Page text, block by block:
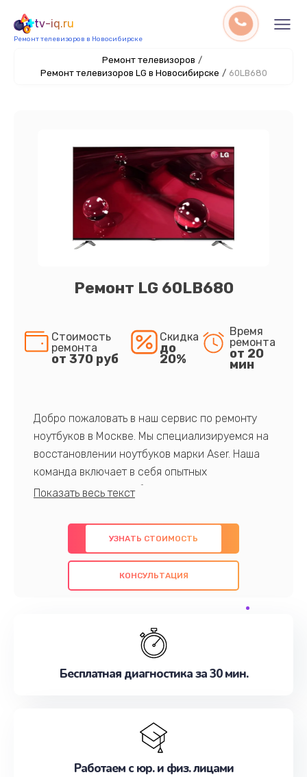
tv-iq.ru
Ремонт телевизоров в Новосибирске
Ремонт телевизоров /
Ремонт телевизоров LG в Новосибирске / 60LB680
Ремонт LG 60LB680
Стоимость
ремонта
от 370 руб
Скидка
до
20%
Время
ремонта
от 20
мин
Добро пожаловать в наш сервис по ремонту
ноутбуков в Москве. Мы специализируемся на
восстановлении ноутбуков марки Aser. Наша
команда включает в себя опытных
профессионалов с обширными знаниями и
предлагаем быстрый и качественный ремонт с
использованием оригинальных компонентов, а
также гарантируем качество всех
проведенных работ. Наша цель - предоставить
обслуживание, удовлетворяя их потребности
наилучшим образом. Не медлите записаться на
УЗНАТЬ СТОИМОСТЬ
КОНСУЛЬТАЦИЯ
Бесплатная диагностика за 30 мин.
Работаем с юр. и физ. лицами